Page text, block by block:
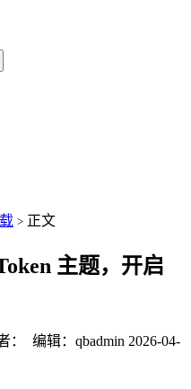
> 正文
主题，开启
： 编辑：qbadmin 2026-04-